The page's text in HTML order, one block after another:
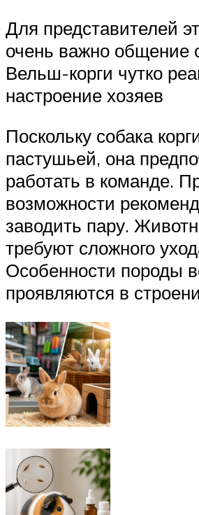
Для представителей
очень важно общение
Вельш-корги чутко
настроение хозяев
Поскольку собака
пастушьей, она
работать в команде.
возможности
заводить пару.
требуют сложного
Особенности породы
проявляются в